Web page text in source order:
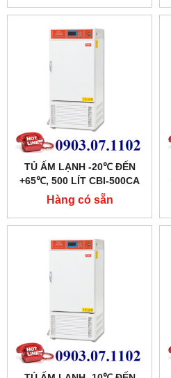
TỦ ẤM LẠNH -20℃ ĐẾN
+65℃, 500 LÍT CBI-500CA
HÃNG TAISITE
Hàng có sẵn